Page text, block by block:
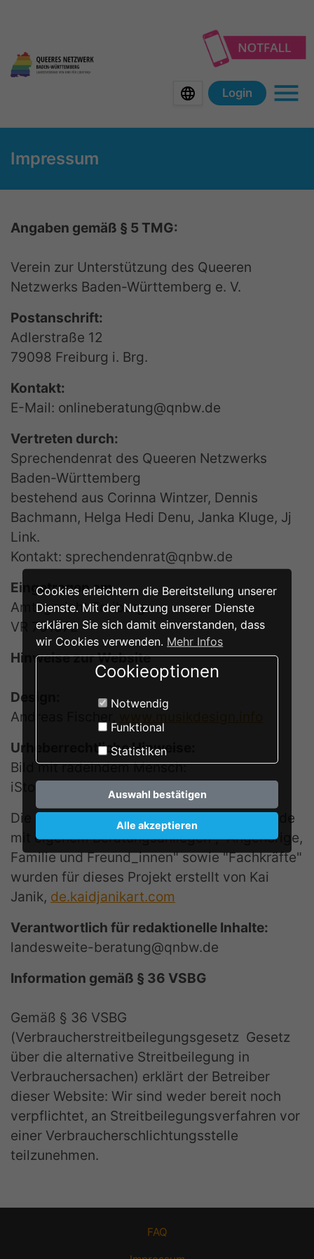
Cookies erleichtern die Bereitstellung unserer
Dienste. Mit der Nutzung unserer Dienste
erklären Sie sich damit einverstanden, dass
wir Cookies verwenden. Mehr Infos
Cookieoptionen
Notwendig
Funktional
Statistiken
Auswahl bestätigen
Alle akzeptieren
Hauptnavigation
der
Inhalt
der
Meta-
Navigation
Footer
der
language Login
Impressum
Angaben gemäß § 5 TMG:
Verein zur Unterstützung des Queeren
Netzwerks Baden-Württemberg e. V.
Postanschrift:
Adlerstraße 12
79098 Freiburg i. Brg.
Kontakt:
E-Mail: onlineberatung@qnbw.de
Vertreten durch:
Sprechendenrat des Queeren Netzwerks
Baden-Württemberg
bestehend aus Corinna Wintzer, Dennis
Bachmann, Helga Hedi Denu, Janka Kluge, Jj
Link.
Kontakt: sprechendenrat@qnbw.de
Eingetragen am
Amtsgericht Freiburg
VR 701572
Hinweise zur Website
Design:
Andreas Fischer,
Urheberrechtliche Hinweise:
Bild mit radelndem Mensch:
iStock.com/DeepGreen
Die Bilder auf den Unterseiten: "Ratsuchende
mit eigenem Beratungsanliegen", "Angehörige,
Familie und Freund_innen" sowie "Fachkräfte"
wurden für dieses Projekt erstellt von Kai
Janik, de.kaidjanikart.com
Verantwortlich für redaktionelle Inhalte:
landesweite-beratung@qnbw.de
Information gemäß § 36 VSBG
Gemäß § 36 VSBG
(Verbraucherstreitbeilegungsgesetz  Gesetz
über die alternative Streitbeilegung in
Verbrauchersachen) erklärt der Betreiber
dieser Website: Wir sind weder bereit noch
verpflichtet, an Streitbeilegungsverfahren vor
einer Verbraucherschlichtungsstelle
teilzunehmen.
FAQ